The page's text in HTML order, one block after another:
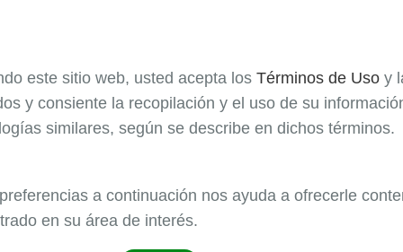
ayuda ofrecido por los Centros de Servicios de
manejo de identidad) para los usuarios
este sitio web, usted acepta los Términos de Uso y
y consiente la recopilación y el uso de su
similares, según se describe en dichos términos.
a continuación nos ayuda a ofrecerle
en su área de interés.